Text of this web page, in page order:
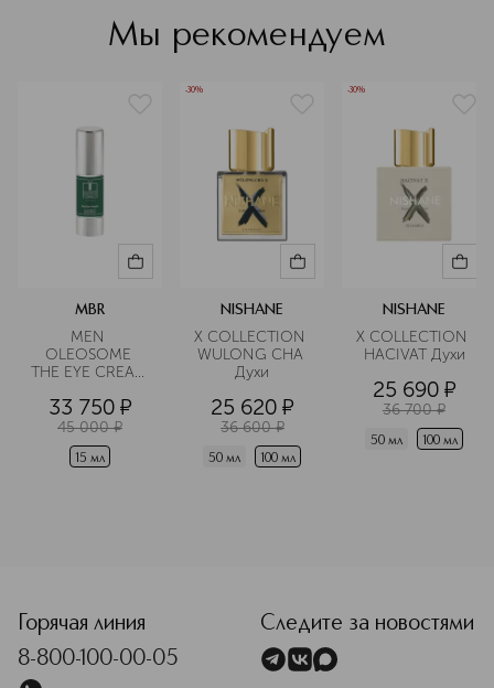
Мы рекомендуем
MBR
MEN
OLEOSOME
THE EYE CREAM
области вокруг
глаз
разглаживающий
33 750 ¤
45 000 ¤
15 мл
-30%
NISHANE
X COLLECTION
WULONG CHA
Духи
25 620 ¤
36 600 ¤
50 мл 100 мл
-30%
NISHANE
X COLLECTION
HACIVAT Духи
25 690 ¤
36 700 ¤
50 мл 100 мл
Горячая линия
8-800-100-00-05
Следите за новостями